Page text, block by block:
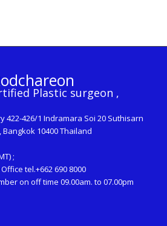
Plastic surgeon ,
422-426/1 Indramara Soi 20 Suthisarn
10400 Thailand
;
tel.+662 690 8000
on off time 09.00am. to 07.00pm